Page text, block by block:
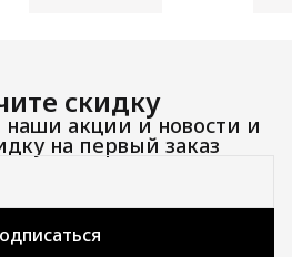
скидку
акции и новости и
на первый заказ